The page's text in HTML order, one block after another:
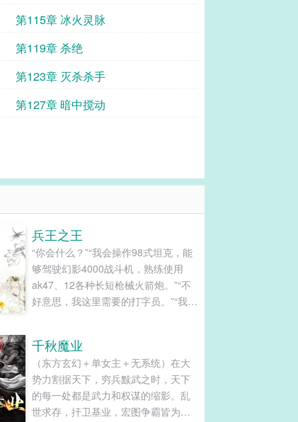
第115章 冰火灵脉
第119章 杀绝
第123章 灭杀杀手
第127章 暗中搅动
兵王之王
“你会什么？”“我会操作98式坦克，能
够驾驶幻影4000战斗机，熟练使用
ak47、12各种长短枪械火箭炮。”“不
好意思，我这里需要的打字员。”“我可
千秋魔业
（东方玄幻＋单女主＋无系统）在大
势力割据天下，穷兵黩武之时，天下
的每一处都是武力和权谋的缩影。乱
世求存，扞卫基业，宏图争霸皆为千